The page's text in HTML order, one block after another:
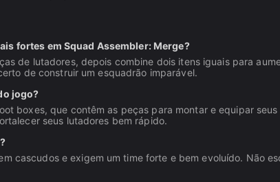
fortes em Squad Assembler: Merge?
de lutadores, depois combine dois itens iguais para
de construir um esquadrão imparável.
jogo?
boxes, que contêm as peças para montar e equipar
seus lutadores bem rápido.
cascudos e exigem um time forte e bem evoluído. Não